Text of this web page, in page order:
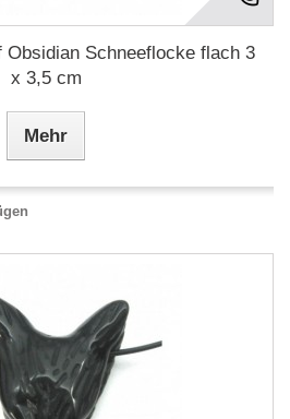
Obsidian Schneeflocke flach 3
x 3,5 cm
Mehr